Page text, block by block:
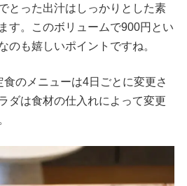
とった出汁はしっかりとした素
す。このボリュームで900円とい
のも嬉しいポイントですね。
のメニューは4日ごとに変更さ
ダは食材の仕入れによって変更